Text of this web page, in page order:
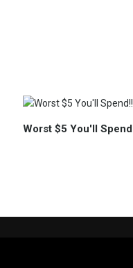
Worst $5 You'll